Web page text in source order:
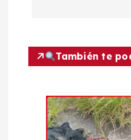
d
También te